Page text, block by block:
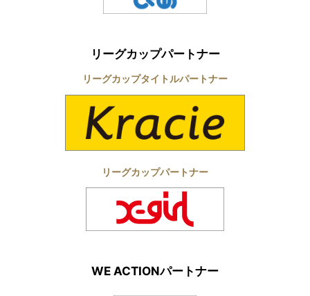
リーグカップパートナー
リーグカップタイトルパートナー
リーグカップパートナー
WE ACTIONパートナー